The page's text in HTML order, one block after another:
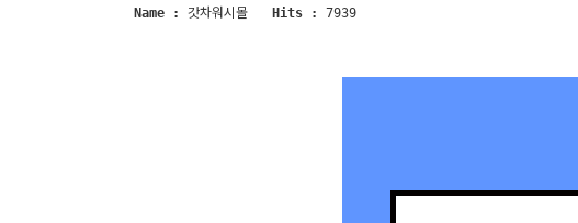
Name :
갓차워시몰 Hits : 7939